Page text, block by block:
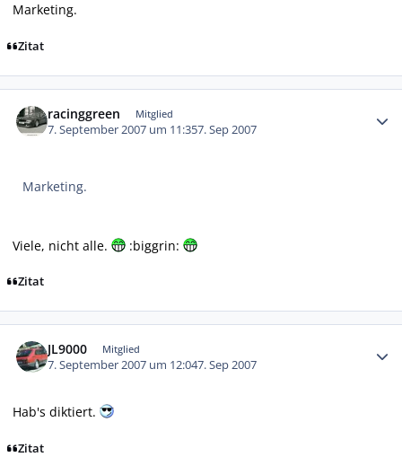
Marketing.
Zitat
racinggreen Mitglied
7. September 2007 um 11:357. Sep 2007
Marketing.
Viele, nicht alle. :biggrin:
Zitat
JL9000 Mitglied
7. September 2007 um 12:047. Sep 2007
Hab's diktiert.
Zitat